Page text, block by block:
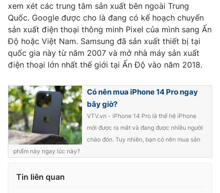
THỜI BÁO VTV
Theo dõi báo trên
Cơ quan chủ quản:Đài Truyền hình Việt Nam
Cơ quan báo chí:Thời báo VTV
Giấy phép hoạt động báo in và báo điện tử số 483/GP-BTTTT
cấp ngày 29/12/2023
Tổng Biên tập:Vũ Thanh Thủy
Tổng đài VTV:
xem xét các trung tâm sản xuất bên ngoài Trung
Quốc. Google được cho là đang có kế hoạch chuyển
sản xuất điện thoại thông minh Pixel của mình sang Ấn
Độ hoặc Việt Nam. Samsung đã sản xuất thiết bị tại
quốc gia này từ năm 2007 và mở nhà máy sản xuất
điện thoại lớn nhất thế giới tại Ấn Độ vào năm 2018.
Có nên mua iPhone 14 Pro ngay
bây giờ?
VTV.vn - iPhone 14 Pro là thế hệ iPhone
mới được ra mắt và đang được nhiều người
chào đón. Tuy nhiên, bạn có nên mua sản
phẩm này ngay lúc này?
Tin liên quan